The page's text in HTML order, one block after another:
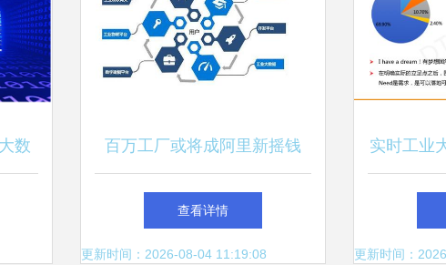
数
课
百万工厂或将成阿里新摇钱
树，网友 又一次快于京东步
伐
查看详情
更新时间：2026-08-04 11:19:08
实时工业
上汽集团
更新时间：